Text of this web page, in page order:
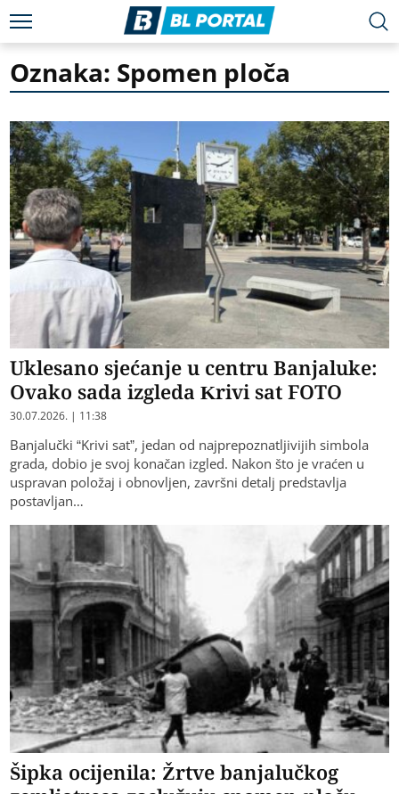
Oznaka: Spomen ploča
Uklesano sjećanje u centru Banjaluke:
Ovako sada izgleda Krivi sat FOTO
30.07.2026. | 11:38
Banjalučki “Krivi sat”, jedan od najprepoznatljivijih simbola
grada, dobio je svoj konačan izgled. Nakon što je vraćen u
uspravan položaj i obnovljen, završni detalj predstavlja
postavljan…
Šipka ocijenila: Žrtve banjalučkog